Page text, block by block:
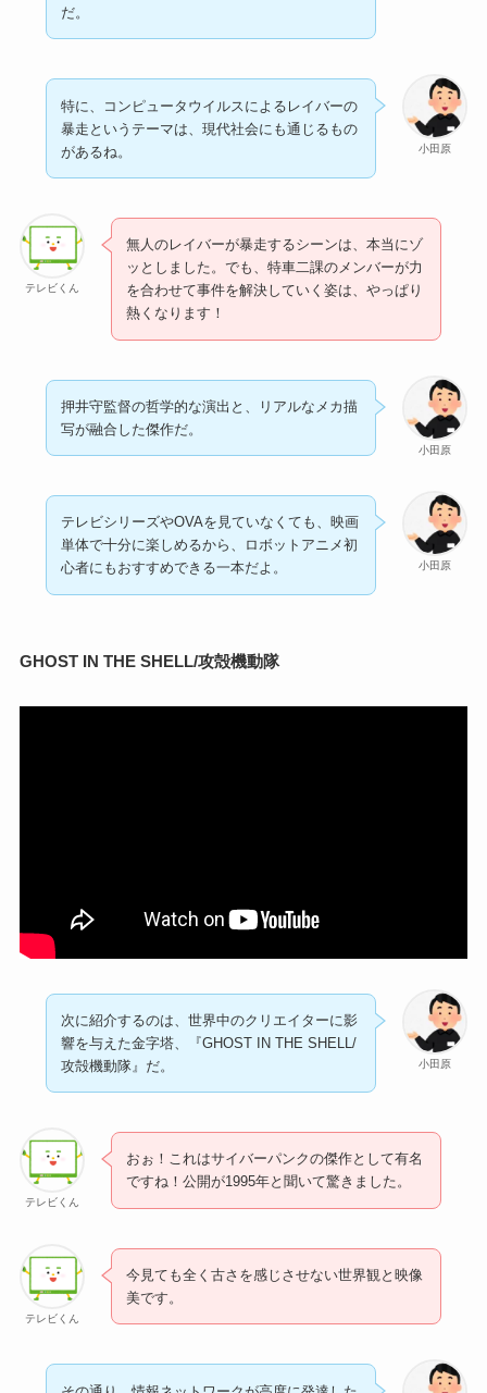
だ。
小田原
特に、コンピュータウイルスによるレイバーの
暴走というテーマは、現代社会にも通じるもの
があるね。
テレビくん
無人のレイバーが暴走するシーンは、本当にゾ
ッとしました。でも、特車二課のメンバーが力
を合わせて事件を解決していく姿は、やっぱり
熱くなります！
小田原
押井守監督の哲学的な演出と、リアルなメカ描
写が融合した傑作だ。
小田原
テレビシリーズやOVAを見ていなくても、映画
単体で十分に楽しめるから、ロボットアニメ初
心者にもおすすめできる一本だよ。
GHOST IN THE SHELL/攻殻機動隊
小田原
次に紹介するのは、世界中のクリエイターに影
響を与えた金字塔、『GHOST IN THE SHELL/
攻殻機動隊』だ。
テレビくん
おぉ！これはサイバーパンクの傑作として有名
ですね！公開が1995年と聞いて驚きました。
テレビくん
今見ても全く古さを感じさせない世界観と映像
美です。